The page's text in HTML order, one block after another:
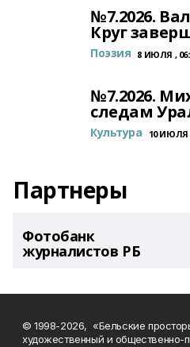
№7.2026.
Круг
Поэзия 8 ИЮЛЯ ,
№7.2026.
следам
Культура 10 ИЮЛЯ
Партнеры
Фотобанк
журналистов РБ
© 1998-2026, «Бельские
художественный и общественно-